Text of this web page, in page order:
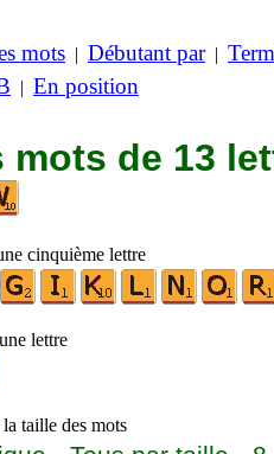
mots | Débutant par|
| En position
mots de 13
cinquième lettre
lettre
taille des mots